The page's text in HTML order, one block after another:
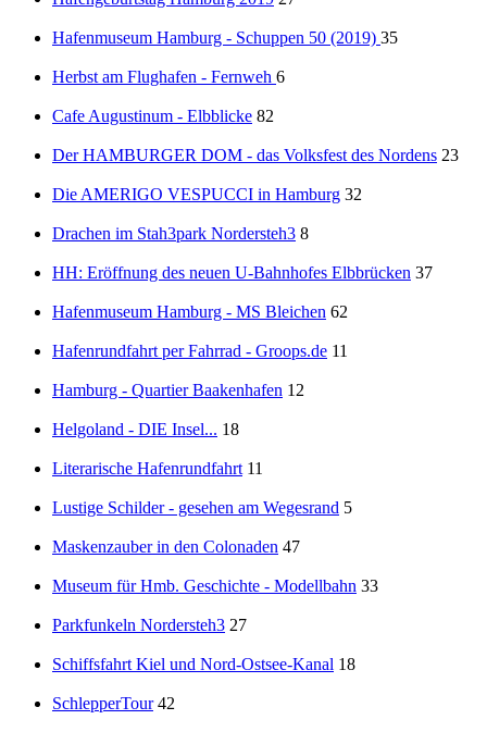
Hafenmuseum Hamburg - Schuppen 50 (2019) 35
Herbst am Flughafen - Fernweh 6
Cafe Augustinum - Elbblicke 82
Der HAMBURGER DOM - das Volksfest des Nordens 23
Die AMERIGO VESPUCCI in Hamburg 32
Drachen im Stah3park Nordersteh3 8
HH: Eröffnung des neuen U-Bahnhofes Elbbrücken 37
Hafenmuseum Hamburg - MS Bleichen 62
Hafenrundfahrt per Fahrrad - Groops.de 11
Hamburg - Quartier Baakenhafen 12
Helgoland - DIE Insel... 18
Literarische Hafenrundfahrt 11
Lustige Schilder - gesehen am Wegesrand 5
Maskenzauber in den Colonaden 47
Museum für Hmb. Geschichte - Modellbahn 33
Parkfunkeln Nordersteh3 27
Schiffsfahrt Kiel und Nord-Ostsee-Kanal 18
SchlepperTour 42